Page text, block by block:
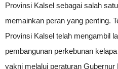
Provinsi Kalsel sebagai salah
memainkan peran yang penting.
Provinsi Kalsel telah mengambil
pembangunan perkebunan
yakni melalui peraturan Gubernur